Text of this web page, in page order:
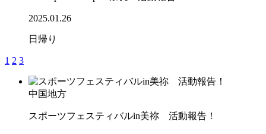
2025.01.26
日帰り
1 2 3
中国地方
スポーツフェスティバルin美祢 活動報告！